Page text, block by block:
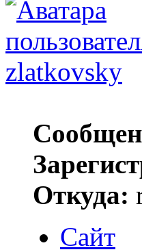
zlatkovsky
Откуда:
Сайт